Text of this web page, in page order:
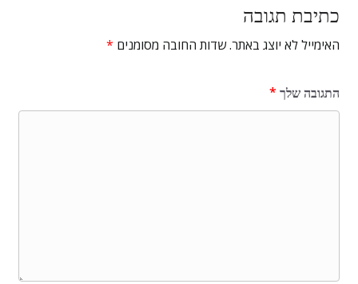
כתיבת תגובה
האימייל לא יוצג באתר.שדות החובה מסומנים *
התגובה שלך *